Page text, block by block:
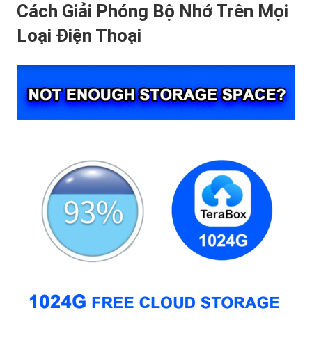
Cách Giải Phóng Bộ Nhớ Trên Mọi
Loại Điện Thoại